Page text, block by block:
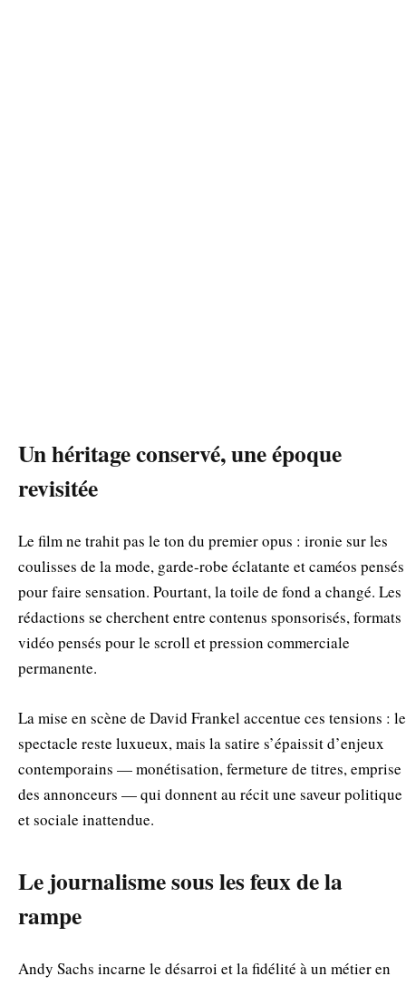
Un héritage conservé, une époque
revisitée
Le film ne trahit pas le ton du premier opus : ironie sur les
coulisses de la mode, garde-robe éclatante et caméos pensés
pour faire sensation. Pourtant, la toile de fond a changé. Les
rédactions se cherchent entre contenus sponsorisés, formats
vidéo pensés pour le scroll et pression commerciale
permanente.
La mise en scène de David Frankel accentue ces tensions : le
spectacle reste luxueux, mais la satire s’épaissit d’enjeux
contemporains — monétisation, fermeture de titres, emprise
des annonceurs — qui donnent au récit une saveur politique
et sociale inattendue.
Le journalisme sous les feux de la
rampe
Andy Sachs incarne le désarroi et la fidélité à un métier en